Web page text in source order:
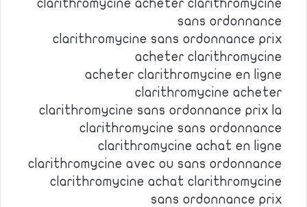
clarithromycine acheter clarithromycine
sans ordonnance
clarithromycine sans ordonnance prix
acheter clarithromycine
acheter clarithromycine en ligne
clarithromycine acheter
clarithromycine sans ordonnance prix la
clarithromycine sans ordonnance
clarithromycine achat en ligne
clarithromycine avec ou sans ordonnance
clarithromycine achat clarithromycine
sans ordonnance prix